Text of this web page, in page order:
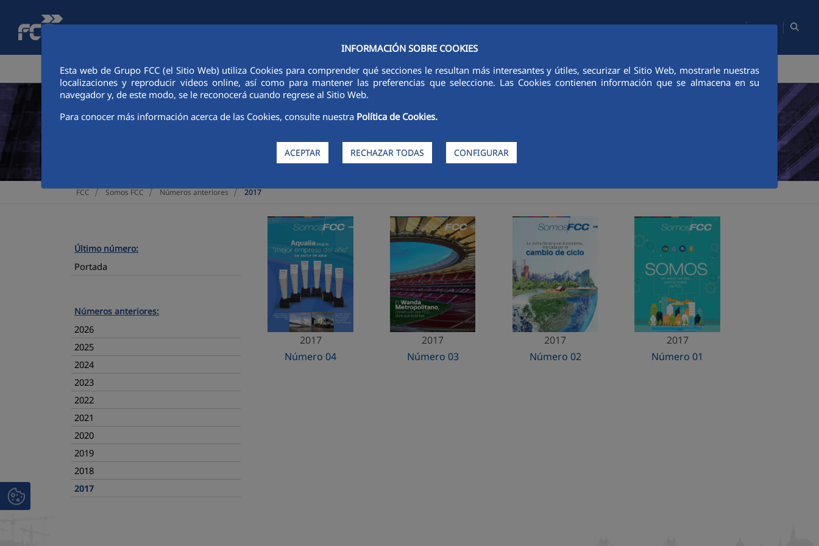
Saltar al contenido principal
INFORMACIÓN SOBRE COOKIES
Esta web de Grupo FCC (el Sitio Web) utiliza Cookies para comprender qué secciones le resultan más interesantes y útiles, securizar el Sitio Web, mostrarle nuestras
localizaciones y reproducir videos online, así como para mantener las preferencias que seleccione. Las Cookies contienen información que se almacena en su
navegador y, de este modo, se le reconocerá cuando regrese al Sitio Web.
Para conocer más información acerca de las Cookies, consulte nuestra Política de Cookies.
ACEPTAR RECHAZAR TODAS CONFIGURAR
Mapa web Webs del Grupo Contacto Empleados/as ES
ÁREA CORPORATIVA ACTIVIDADES ACCIONISTAS E INVERSORES SOSTENIBILIDAD GOBIERNO CORPORATIVO PERSONAS COMUNICACIÓN CANAL ÉTICO
FCC >Somos FCC >Números anteriores >2017
Último número:
Portada
Números anteriores:
2026
2025
2024
2023
2022
2021
2020
2019
2018
2017
2017
Número 04
2017
Número 03
2017
Número 02
2017
Número 01